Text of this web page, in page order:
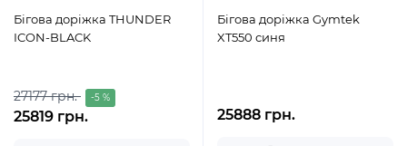
Бігова доріжка THUNDER
ICON-BLACK
27177 грн. -5 %
25819 грн.
Бігова доріжка Gymtek
XT550 синя
25888 грн.